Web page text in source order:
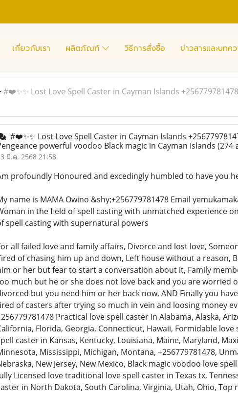
เกี่ยวกับเรา ผลิตภัณฑ์ วิธีการสั่งซื้อ ข่าวสารและบทค
#❤️✨✨ Lost Love Spell Caster in Cayman Islands
#❤️✨✨ Lost Love Spell Caster in Cayman Islands
powerful voodoo Black magic in Cayman Islands (274
มี.ค. 2568 21:58
profoundly Honoured and excedingly humbled to have you
name is MAMA Owino &shy;+256779781478 Email
in the field of spell casting with unmatched experience
spell casting with supernatural powers
all failed love and family affairs, Divorce and lost love,
of chasing him up and down, Left house without a reason,
or her but fear to start a conversation about it, Family
much but he or she does not love back and you are worried
but you need him or her back now, AND Finally you
of casters after trying so much in vein and loosing money
Practical love spell caster in Alabama, Alaska,
Florida, Georgia, Connecticut, Hawaii, Formidable
caster in Kansas, Kentucky, Louisiana, Maine, Maryland,
Mississippi, Michigan, Montana, +256779781478,
New Jersey, New Mexico, Black magic voodoo love
Licensed love traditional love spell caster in Texas tx,
in North Dakota, South Carolina, Virginia, Utah, Ohio,